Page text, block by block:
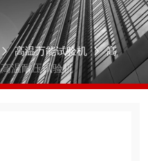
高温万能试验机
高
温耐压试验机